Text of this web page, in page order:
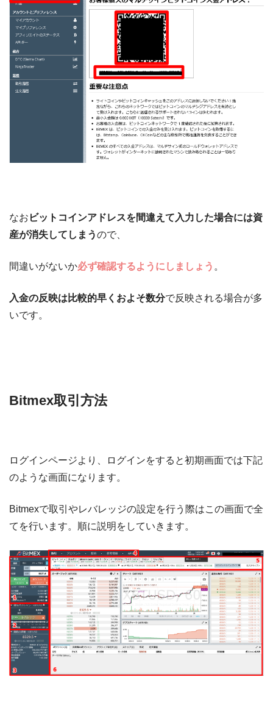
なお ビットコインアドレスを間違えて入力した場合には資
産が消失してしまうので、
間違いがないか必ず確認するようにしましょう 。
入金の反映は比較的早くおよそ数分で反映される場合が多
いです。
Bitmex取引方法
ログインページより、ログインをすると初期画面では下記
のような画面になります。
Bitmexで取引やレバレッジの設定を行う際はこの画面で全
てを行います。順に説明をしていきます。